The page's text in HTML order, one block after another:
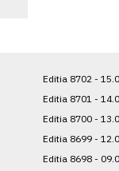
Editia 8702 -
Editia 8701 -
Editia 8700 -
Editia 8699 -
Editia 8698 -